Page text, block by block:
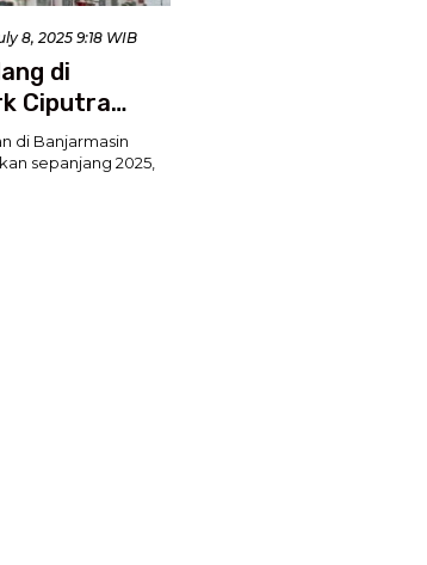
8, 2025 9:18 WIB
di
Ciputra
di Banjarmasin
sepanjang 2025,